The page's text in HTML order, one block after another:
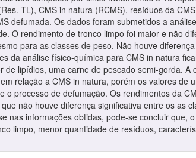
TL), CMS in natura (RCMS), resíduos da
defumada. Os dados foram submetidos a
O rendimento de tronco limpo foi maior e não
para as classes de peso. Não houve
da análise físico-química para CMS in natura
lipídios, uma carne de pescado semi-gorda.
relação a CMS in natura, porém os valores de
o processo de defumação. Os rendimentos da
não houve diferença significativa entre os as
nas informações obtidas, pode-se concluir
limpo, menor quantidade de resíduos,